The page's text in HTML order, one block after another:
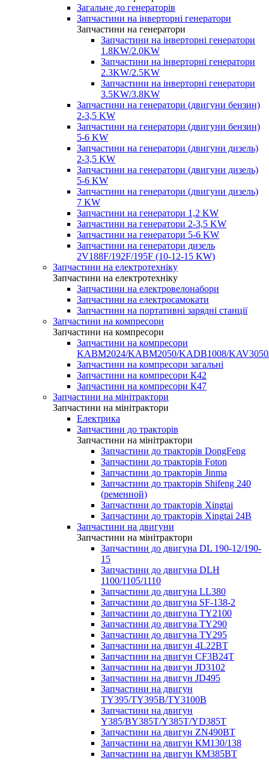
Загальне до генераторів
Запчастини на інверторні генератори
Запчастини на генератори
Запчастини на інверторні генератори
1.8KW/2.0KW
Запчастини на інверторні генератори
2.3KW/2.5KW
Запчастини на інверторні генератори
3.5KW/3.8KW
Запчастини на генератори (двигуни бензин)
2-3,5 KW
Запчастини на генератори (двигуни бензин)
5-6 KW
Запчастини на генератори (двигуни дизель)
2-3,5 KW
Запчастини на генератори (двигуни дизель)
5-6 KW
Запчастини на генератори (двигуни дизель)
7 KW
Запчастини на генератори 1,2 KW
Запчастини на генератори 2-3,5 KW
Запчастини на генератори 5-6 KW
Запчастини на генератори дизель
2V188F/192F/195F (10-12-15 KW)
Запчастини на електротехніку
Запчастини на електротехніку
Запчастини на електровелонабори
Запчастини на електросамокати
Запчастини на портативні зарядні станції
Запчастини на компресори
Запчастини на компресори
Запчастини на компресори
KABM2024/KABM2050/KADB1008/
Запчастини на компресори загальні
Запчастини на компресори К42
Запчастини на компресори К47
Запчастини на мінітрактори
Запчастини на мінітрактори
Електрика
Запчастини до тракторів
Запчастини на мінітрактори
Запчастини до тракторів DongFeng
Запчастини до тракторів Foton
Запчастини до тракторів Jinma
Запчастини до тракторів Shifeng 240
(ременной)
Запчастини до тракторів Xingtai
Запчастини до тракторів Xingtai 24В
Запчастини на двигуни
Запчастини на мінітрактори
Запчастини до двигуна DL 190-12/190-
15
Запчастини до двигуна DLH
1100/1105/1110
Запчастини до двигуна LL380
Запчастини до двигуна SF-138-2
Запчастини до двигуна TY2100
Запчастини до двигуна TY290
Запчастини до двигуна TY295
Запчастини на двигун 4L22BT
Запчастини на двигун CF3B24T
Запчастини на двигун JD3102
Запчастини на двигун JD495
Запчастини на двигун
TY395/TY395В/TY3100В
Запчастини на двигун
Y385/BY385T/Y385T/YD385T
Запчастини на двигун ZN490BT
Запчастини на двигун КМ130/138
Запчастини на двигун КМ385ВТ